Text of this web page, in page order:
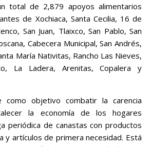
total de 2,879 apoyos alimentarios
de Xochiaca, Santa Cecilia, 16 de
San Juan, Tlaixco, San Pablo, San
Cabecera Municipal, San Andrés,
María Nativitas, Rancho Las Nieves,
La Ladera, Arenitas, Copalera y
como objetivo combatir la carencia
la economía de los hogares
periódica de canastas con productos
y artículos de primera necesidad. Está